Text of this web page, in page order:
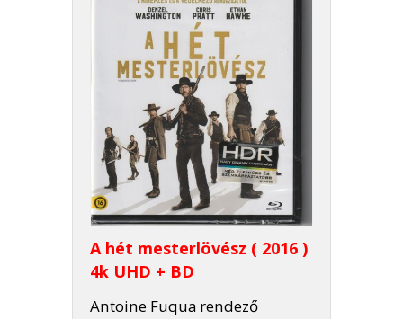
A hét mesterlövész ( 2016 )
4k UHD + BD
Antoine Fuqua rendező